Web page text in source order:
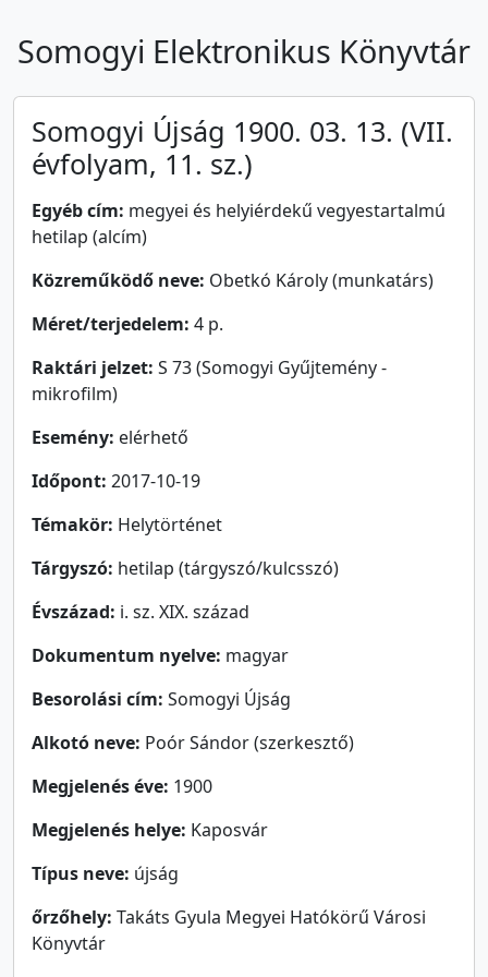
Somogyi Elektronikus Könyvtár
Somogyi Újság 1900. 03. 13. (VII.
évfolyam, 11. sz.)
Egyéb cím: megyei és helyiérdekű vegyestartalmú
hetilap (alcím)
Közreműködő neve: Obetkó Károly (munkatárs)
Méret/terjedelem: 4 p.
Raktári jelzet: S 73 (Somogyi Gyűjtemény -
mikrofilm)
Esemény: elérhető
Időpont: 2017-10-19
Témakör: Helytörténet
Tárgyszó: hetilap (tárgyszó/kulcsszó)
Évszázad: i. sz. XIX. század
Dokumentum nyelve: magyar
Besorolási cím: Somogyi Újság
Alkotó neve: Poór Sándor (szerkesztő)
Megjelenés éve: 1900
Megjelenés helye: Kaposvár
Típus neve: újság
őrzőhely: Takáts Gyula Megyei Hatókörű Városi
Könyvtár